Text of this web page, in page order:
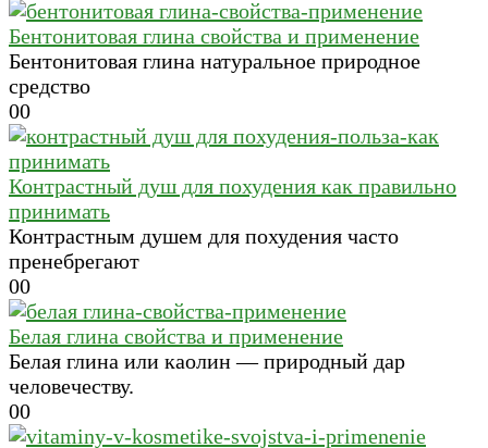
Бентонитовая глина свойства и применение
Бентонитовая глина натуральное природное
средство
00
Контрастный душ для похудения как правильно
принимать
Контрастным душем для похудения часто
пренебрегают
00
Белая глина свойства и применение
Белая глина или каолин — природный дар
человечеству.
00